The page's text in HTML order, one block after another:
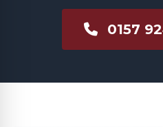
0157